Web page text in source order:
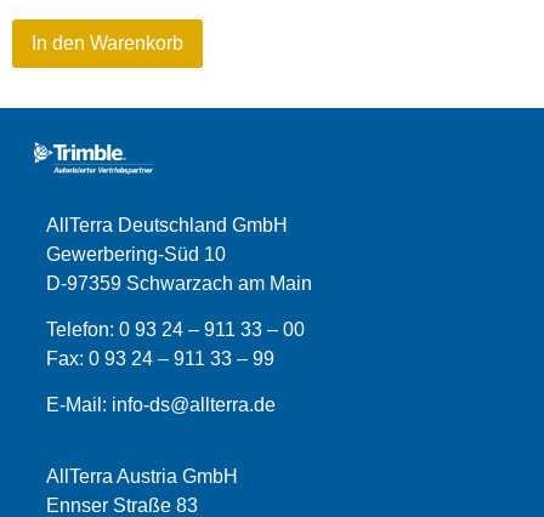
In den Warenkorb
AllTerra Deutschland GmbH
Gewerbering-Süd 10
D-97359 Schwarzach am Main
Telefon:0 93 24 – 911 33 – 00
Fax:0 93 24 – 911 33 –99
E-Mail: info-ds@allterra.de
AllTerra Austria GmbH
Ennser Straße 83